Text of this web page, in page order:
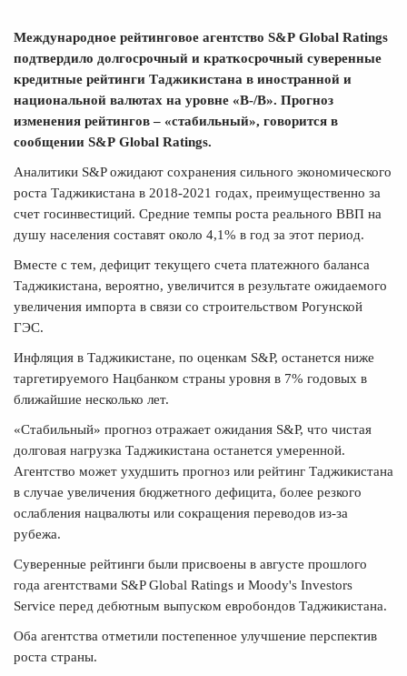
Международное рейтинговое агентство S&P Global Ratings
подтвердило долгосрочный и краткосрочный суверенные
кредитные рейтинги Таджикистана в иностранной и
национальной валютах на уровне «B-/B». Прогноз
изменения рейтингов – «стабильный», говорится в
сообщении S&P Global Ratings.
Аналитики S&P ожидают сохранения сильного экономического
роста Таджикистана в 2018-2021 годах, преимущественно за
счет госинвестиций. Средние темпы роста реального ВВП на
душу населения составят около 4,1% в год за этот период.
Вместе с тем, дефицит текущего счета платежного баланса
Таджикистана, вероятно, увеличится в результате ожидаемого
увеличения импорта в связи со строительством Рогунской
ГЭС.
Инфляция в Таджикистане, по оценкам S&P, останется ниже
таргетируемого Нацбанком страны уровня в 7% годовых в
ближайшие несколько лет.
«Стабильный» прогноз отражает ожидания S&P, что чистая
долговая нагрузка Таджикистана останется умеренной.
Агентство может ухудшить прогноз или рейтинг Таджикистана
в случае увеличения бюджетного дефицита, более резкого
ослабления нацвалюты или сокращения переводов из-за
рубежа.
Суверенные рейтинги были присвоены в августе прошлого
года агентствами S&P Global Ratings и Moody's Investors
Service перед дебютным выпуском евробондов Таджикистана.
Оба агентства отметили постепенное улучшение перспектив
роста страны.